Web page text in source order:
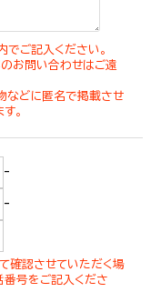
ご記入ください。
お問い合わせはご遠
などに匿名で掲載させ
。
-
-
確認させていただく場
番号をご記入くださ